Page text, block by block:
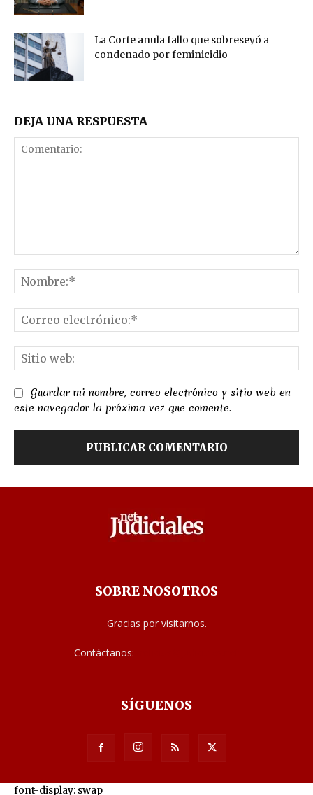
La Corte anula fallo que sobreseyó a
condenado por feminicidio
DEJA UNA RESPUESTA
Guardar mi nombre, correo electrónico y sitio web en
este navegador la próxima vez que comente.
SOBRE NOSOTROS
Gracias por visitarnos.
Contáctanos:
SÍGUENOS
font-display: swap